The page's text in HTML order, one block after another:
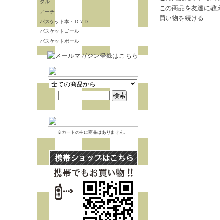
ダル
アーチ
バスケット本・ＤＶＤ
バスケットゴール
バスケットボール
※カートの中に商品はありません。
この商品を友達に教
買い物を続ける